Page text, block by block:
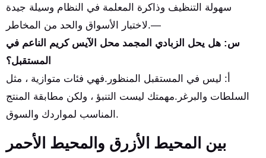
سهولة التنظيف وذاكرة المعلمة في النظام وسيلة جيدة
لاختبار الأسواق والحد من المخاطر.—
س: هل يحل الزبادي المجمد محل الآيس كريم الناعم في
المستقبل؟
أ: ليس في المستقبل المنظور.فهي فئات متوازية ، مثل
السلطات والبرغر.مهمتك ليست التنبؤ ، ولكن مطابقة المنتج
المناسب لمواردك والسوق.
بين المحيط الأزرق والمحيط الأحمر